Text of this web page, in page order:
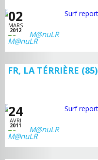
02
MARS
2012
M@nuLR
FR, LA TÉRRIÈRE (85)
24
AVRI
2011
M@nuLR